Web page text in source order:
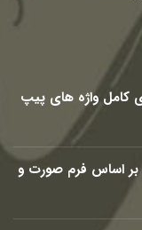
کامل واژه های پیپ
بر اساس فرم صورت و